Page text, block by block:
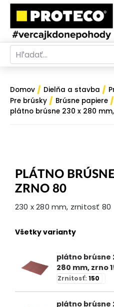
Domov / Dielňa a stavba /
Pre brúsky / Brúsne papiere /
plátno brúsne 230 x 280
PLÁTNO
ZRNO 80
230 x 280 mm, zrnitosť 80
Všetky varianty
plátno brúsne
280 mm, zrno
Zrnitosť: 150
plátno brúsne